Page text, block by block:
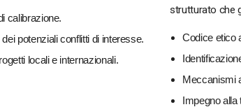
calibrazione.
potenziali conflitti di interesse.
locali e internazionali.
strutturato che
Codice etico
Meccanismi
Impegno